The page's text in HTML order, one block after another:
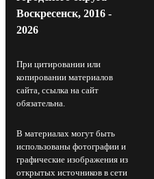
Воскресенск, 2016 -
2026
При цитировании или
копировании материалов
сайта, ссылка на сайт
обязательна.
В материалах могут быть
использованы фотографии и
графические изображения из
открытых источников в сети